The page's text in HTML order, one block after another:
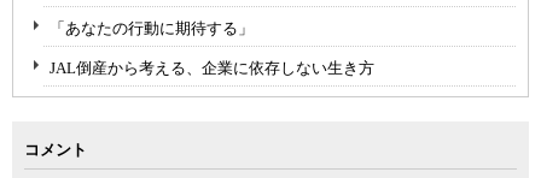
「あなたの行動に期待する」
JAL倒産から考える、企業に依存しない生き方
コメント